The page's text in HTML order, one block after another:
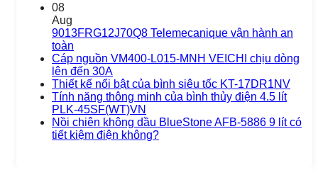
08
Aug
9013FRG12J70Q8 Telemecanique vận hành an
toàn
Cáp nguồn VM400-L015-MNH VEICHI chịu dòng
lên đến 30A
Thiết kế nổi bật của bình siêu tốc KT-17DR1NV
Tính năng thông minh của bình thủy điện 4.5 lít
PLK-45SF(WT)VN
Nồi chiên không dầu BlueStone AFB-5886 9 lít có
tiết kiệm điện không?